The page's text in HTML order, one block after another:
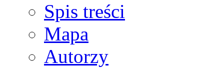
Spis treści
Mapa
Autorzy